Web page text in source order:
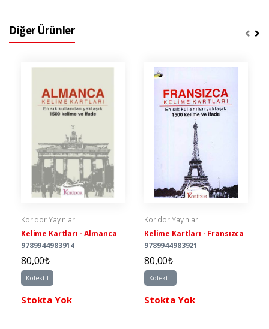
Diğer Ürünler
Koridor Yayınları
Kelime Kartları - Almanca
9789944983914
80,00₺
Kolektif
Stokta Yok
Koridor Yayınları
Kelime Kartları - Fransızca
9789944983921
80,00₺
Kolektif
Stokta Yok